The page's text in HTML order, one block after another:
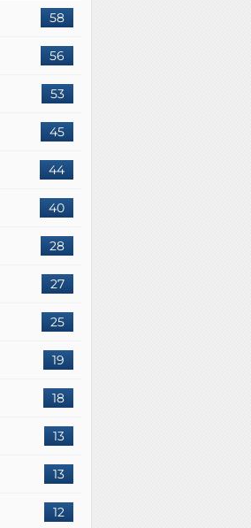
58
56
53
45
44
40
28
27
25
19
18
13
13
12